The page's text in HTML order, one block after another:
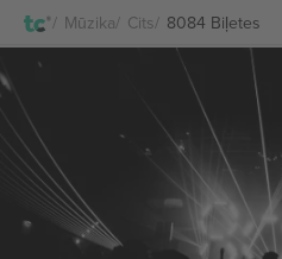
Mūzika Cits 8084 Biļetes